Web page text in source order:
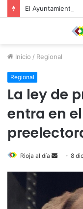
Inicio / Regional
Regional
La ley de
entra en
Rioja al día
a
8